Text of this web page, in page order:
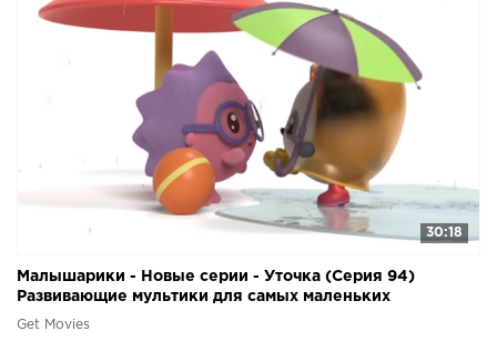
30:18
Малышарики - Новые серии - Уточка (Серия 94)
Развивающие мультики для самых маленьких
Get Movies